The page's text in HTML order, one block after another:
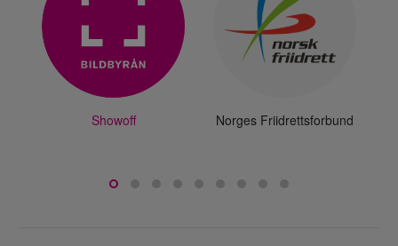
Showoff Norges Friidrettsforbund